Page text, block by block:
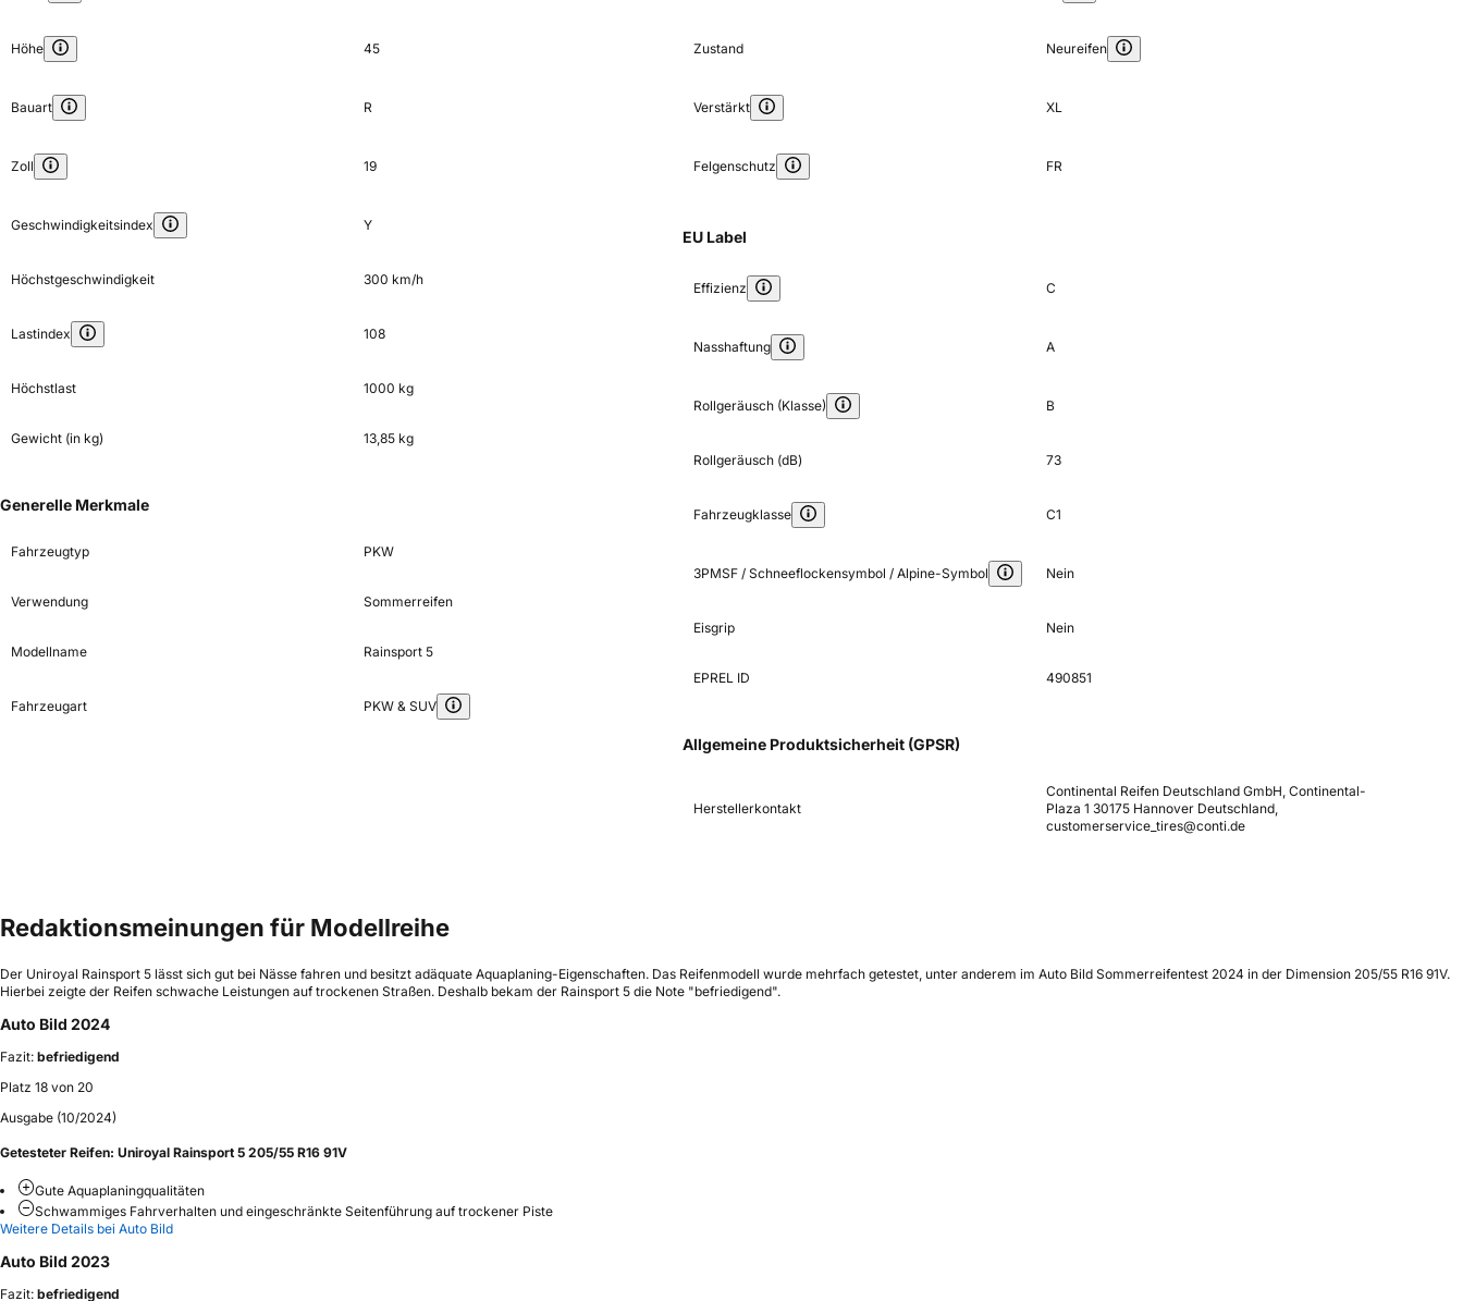
Höhe 45
Bauart R
Zoll 19
Geschwindigkeitsindex Y
Höchstgeschwindigkeit 300 km/h
Lastindex 108
Höchstlast 1000 kg
Gewicht (in kg) 13,85 kg
Generelle Merkmale
Fahrzeugtyp PKW
Verwendung Sommerreifen
Modellname Rainsport 5
Fahrzeugart PKW & SUV
Zustand Neureifen
Verstärkt XL
Felgenschutz FR
EU Label
Effizienz C
Nasshaftung A
Rollgeräusch (Klasse) B
Rollgeräusch (dB) 73
Fahrzeugklasse C1
3PMSF / Schneeflockensymbol / Alpine-Symbol Nein
Eisgrip Nein
EPREL ID 490851
Allgemeine Produktsicherheit (GPSR)
Herstellerkontakt
Continental Reifen Deutschland GmbH, Continental-
Plaza 1 30175 Hannover Deutschland,
customerservice_tires@conti.de
Redaktionsmeinungen für Modellreihe
Der Uniroyal Rainsport 5 lässt sich gut bei Nässe fahren und besitzt adäquate Aquaplaning-Eigenschaften. Das Reifenmodell wurde mehrfach getestet, unter anderem im Auto Bild Sommerreifentest 2024 in der Dimension 205/55 R16 91V.
Hierbei zeigte der Reifen schwache Leistungen auf trockenen Straßen. Deshalb bekam der Rainsport 5 die Note "befriedigend".
Auto Bild 2024
Fazit: befriedigend
Platz 18 von 20
Ausgabe (10/2024)
Getesteter Reifen: Uniroyal Rainsport 5 205/55 R16 91V
Gute Aquaplaningqualitäten
Schwammiges Fahrverhalten und eingeschränkte Seitenführung auf trockener Piste
Weitere Details bei Auto Bild
Auto Bild 2023
Fazit: befriedigend